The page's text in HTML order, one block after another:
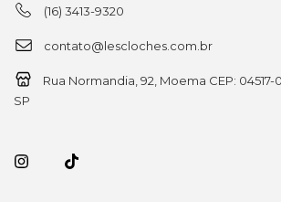
(16) 3413-9320
contato@lescloches.com.br
Rua Normandia, 92, Moema CEP:
SP